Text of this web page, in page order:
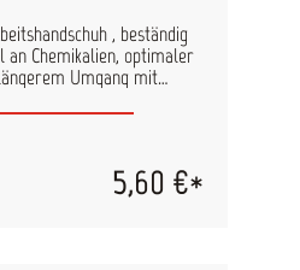
, beständig
an Chemikalien, optimaler
Umgang mit
höchsten Tragekomfort
geeignet. Eine
nach Gebrauch, erhöht
5,60 €*